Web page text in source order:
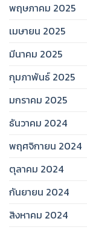
พฤษภาคม 2025
เมษายน 2025
มีนาคม 2025
กุมภาพันธ์ 2025
มกราคม 2025
ธันวาคม 2024
พฤศจิกายน 2024
ตุลาคม 2024
กันยายน 2024
สิงหาคม 2024